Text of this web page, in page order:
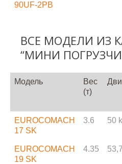
90UF-2PB
ВСЕ МОДЕЛИ ИЗ
“МИНИ
Модель
Вес
(т)
EUROCOMACH
17 SK
3.6 50
EUROCOMACH
19 SK
4.35